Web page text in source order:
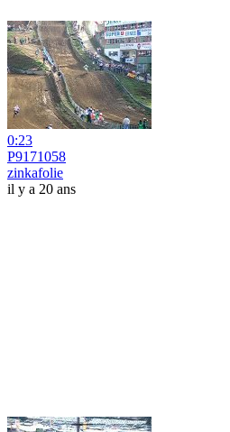
0:23
P9171058
zinkafolie
il y a 20 ans